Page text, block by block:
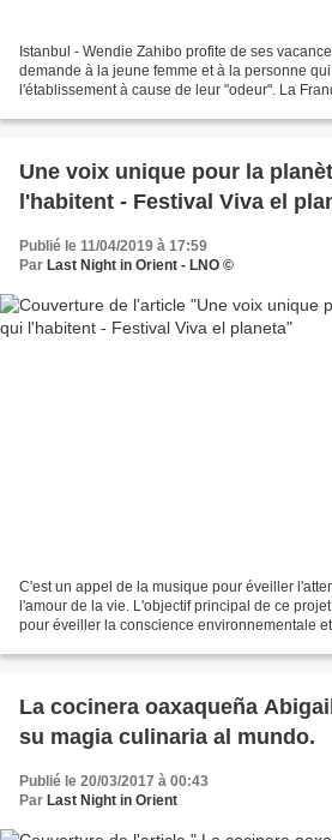
Istanbul - Wendie Zahibo profite de ses
demande à la jeune femme et à la personne
l'établissement à cause de leur "odeur". La
Une voix unique pour la
l'habitent - Festival Viva el
Publié le 11/04/2019 à 17:59
Par Last Night in Orient - LNO ©
C'est un appel de la musique pour éveiller
l'amour de la vie. L'objectif principal de ce
pour éveiller la conscience environnementale
La cocinera oaxaqueña
su magia culinaria al mundo.
Publié le 20/03/2017 à 00:43
Par Last Night in Orient